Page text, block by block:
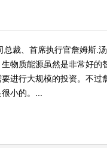
裁、首席执行官詹姆斯.
物质能源虽然是非常好
进行大规模的投资。不
小的。...